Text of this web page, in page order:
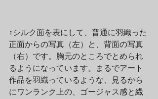
↑シルク面を表にして、普通に羽織った
正面からの写真（左）と、背面の写真
（右）です。胸元のところでとめられ
るようになっています。まるでアート
作品を羽織っているような、見るから
にワンランク上の、ゴージャス感と繊